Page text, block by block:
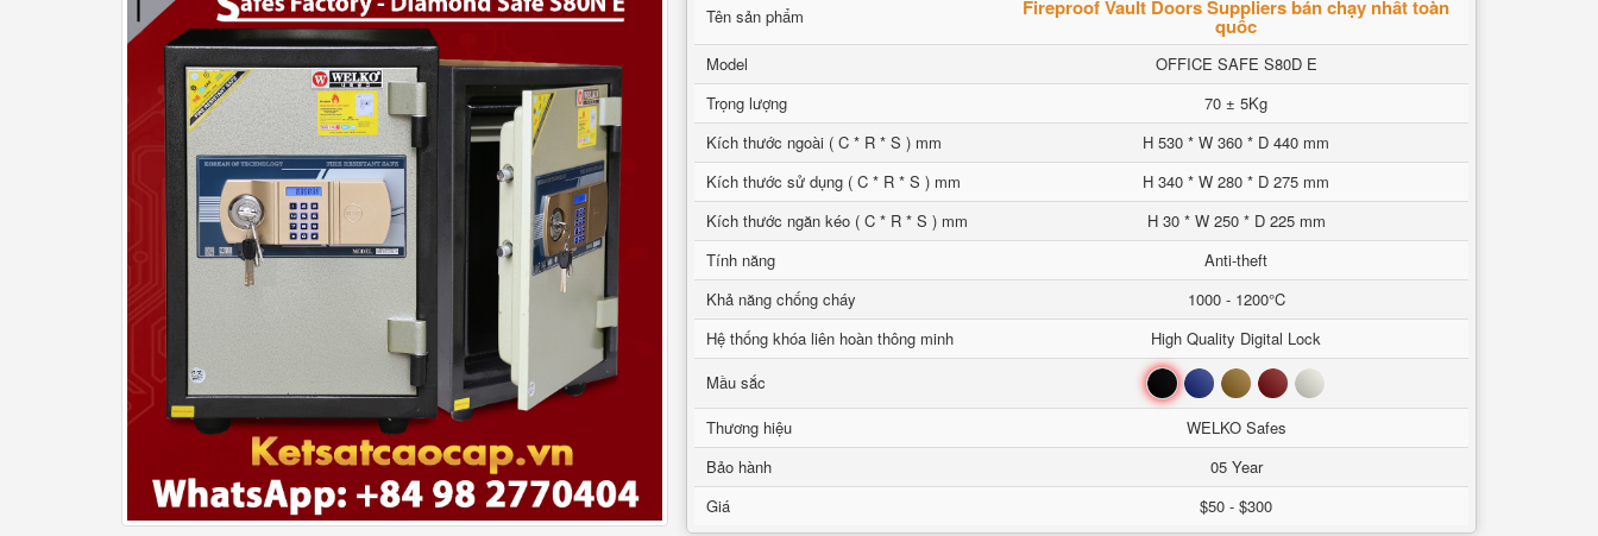
Tên sản phẩm Fireproof Vault Doors Suppliers bán chạy nhất toàn
quốc
Model
OFFICE SAFE S80D E
Trọng lượng
70 ± 5Kg
Kích thước ngoài ( C * R * S ) mm
H 530 * W 360 * D 440 mm
Kích thước sử dụng ( C * R * S ) mm
H 340 * W 280 * D 275 mm
Kích thước ngăn kéo ( C * R * S ) mm
H 30 * W 250 * D 225 mm
Tính năng
Anti-theft
Khả năng chống cháy
1000 - 1200°C
Hệ thống khóa liên hoàn thông minh
High Quality Digital Lock
Mầu sắc
Đen Xanh Nâu Đỏ Trắng
Thương hiệu
WELKO Safes
Bảo hành
05 Year
Giá
$50 - $300